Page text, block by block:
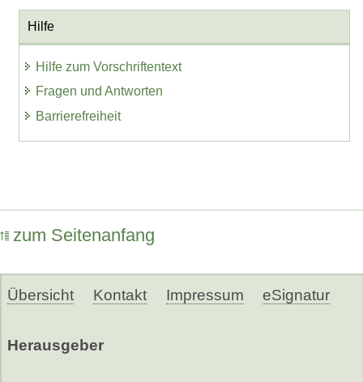
Hilfe
Hilfe zum Vorschriftentext
Fragen und Antworten
Barrierefreiheit
zum Seitenanfang
Übersicht Kontakt Impressum eSignatur
Herausgeber